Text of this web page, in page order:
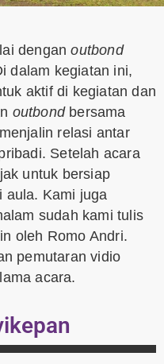
denganoutbond
dalam kegiatan ini,
aktif di kegiatan dan
outbondbersama
relasi antar
Setelah acara
untuk bersiap
aula. Kami juga
sudah kami tulis
oleh Romo Andri.
pemutaran vidio
acara.